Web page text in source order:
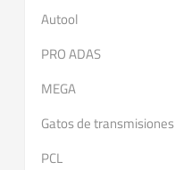
Autool
PRO ADAS
MEGA
Gatos de transmisiones
PCL